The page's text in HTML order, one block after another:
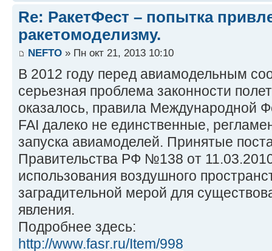
Re: РакетФест – попытка
ракетомоделизму.
NEFTO » Пн окт 21, 2013 10:10
В 2012 году перед авиамодельным
серьезная проблема законности
оказалось, правила Международной
FAI далеко не единственные,
запуска авиамоделей. Принятые
Правительства РФ №138 от
использования воздушного
заградительной мерой для
явления.
Подробнее здесь:
http://www.fasr.ru/Item/998